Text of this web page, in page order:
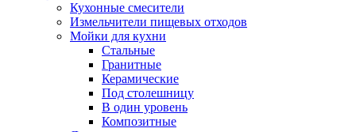
Кухонные смесители
Измельчители пищевых отходов
Мойки для кухни
Стальные
Гранитные
Керамические
Под столешницу
В один уровень
Композитные